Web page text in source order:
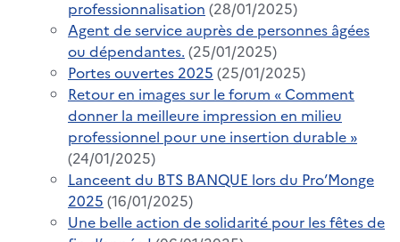
professionnalisation (28/01/2025)
Agent de service auprès de personnes âgées
ou dépendantes. (25/01/2025)
Portes ouvertes 2025 (25/01/2025)
Retour en images sur le forum « Comment
donner la meilleure impression en milieu
professionnel pour une insertion durable »
(24/01/2025)
Lanceent du BTS BANQUE lors du Pro’Monge
2025 (16/01/2025)
Une belle action de solidarité pour les fêtes de